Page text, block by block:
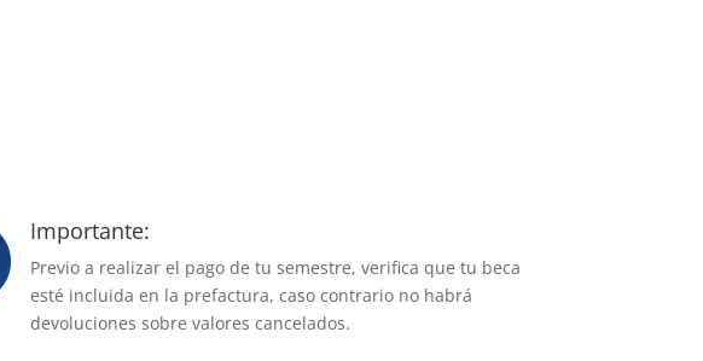
Importante:
Previo a realizar el pago de tu semestre, verifica que tu beca
esté incluida en la prefactura, caso contrario no habrá
devoluciones sobre valores cancelados.